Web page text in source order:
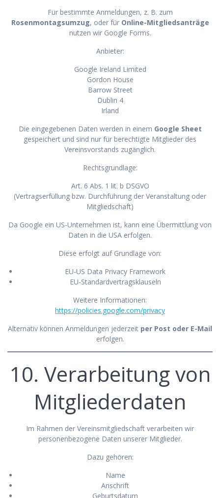
Für bestimmte Anmeldungen, z. B. zum
Rosenmontagsumzug, oder für Online-Mitgliedsanträge
nutzen wir Google Forms.
Anbieter:
Google Ireland Limited
Gordon House
Barrow Street
Dublin 4
Irland
Die eingegebenen Daten werden in einem Google Sheet
gespeichert und sind nur für berechtigte Mitglieder des
Vereinsvorstands zugänglich.
Rechtsgrundlage:
Art. 6 Abs. 1 lit. b DSGVO
(Vertragserfüllung bzw. Durchführung der Veranstaltung oder
Mitgliedschaft)
Da Google ein US-Unternehmen ist, kann eine Übermittlung von
Daten in die USA erfolgen.
Diese erfolgt auf Grundlage von:
EU-US Data Privacy Framework
EU-Standardvertragsklauseln
Weitere Informationen:
https://policies.google.com/privacy
Alternativ können Anmeldungen jederzeit per Post oder E-Mail
erfolgen.
10. Verarbeitung von
Mitgliederdaten
Im Rahmen der Vereinsmitgliedschaft verarbeiten wir
personenbezogene Daten unserer Mitglieder.
Dazu gehören:
Name
Anschrift
Geburtsdatum